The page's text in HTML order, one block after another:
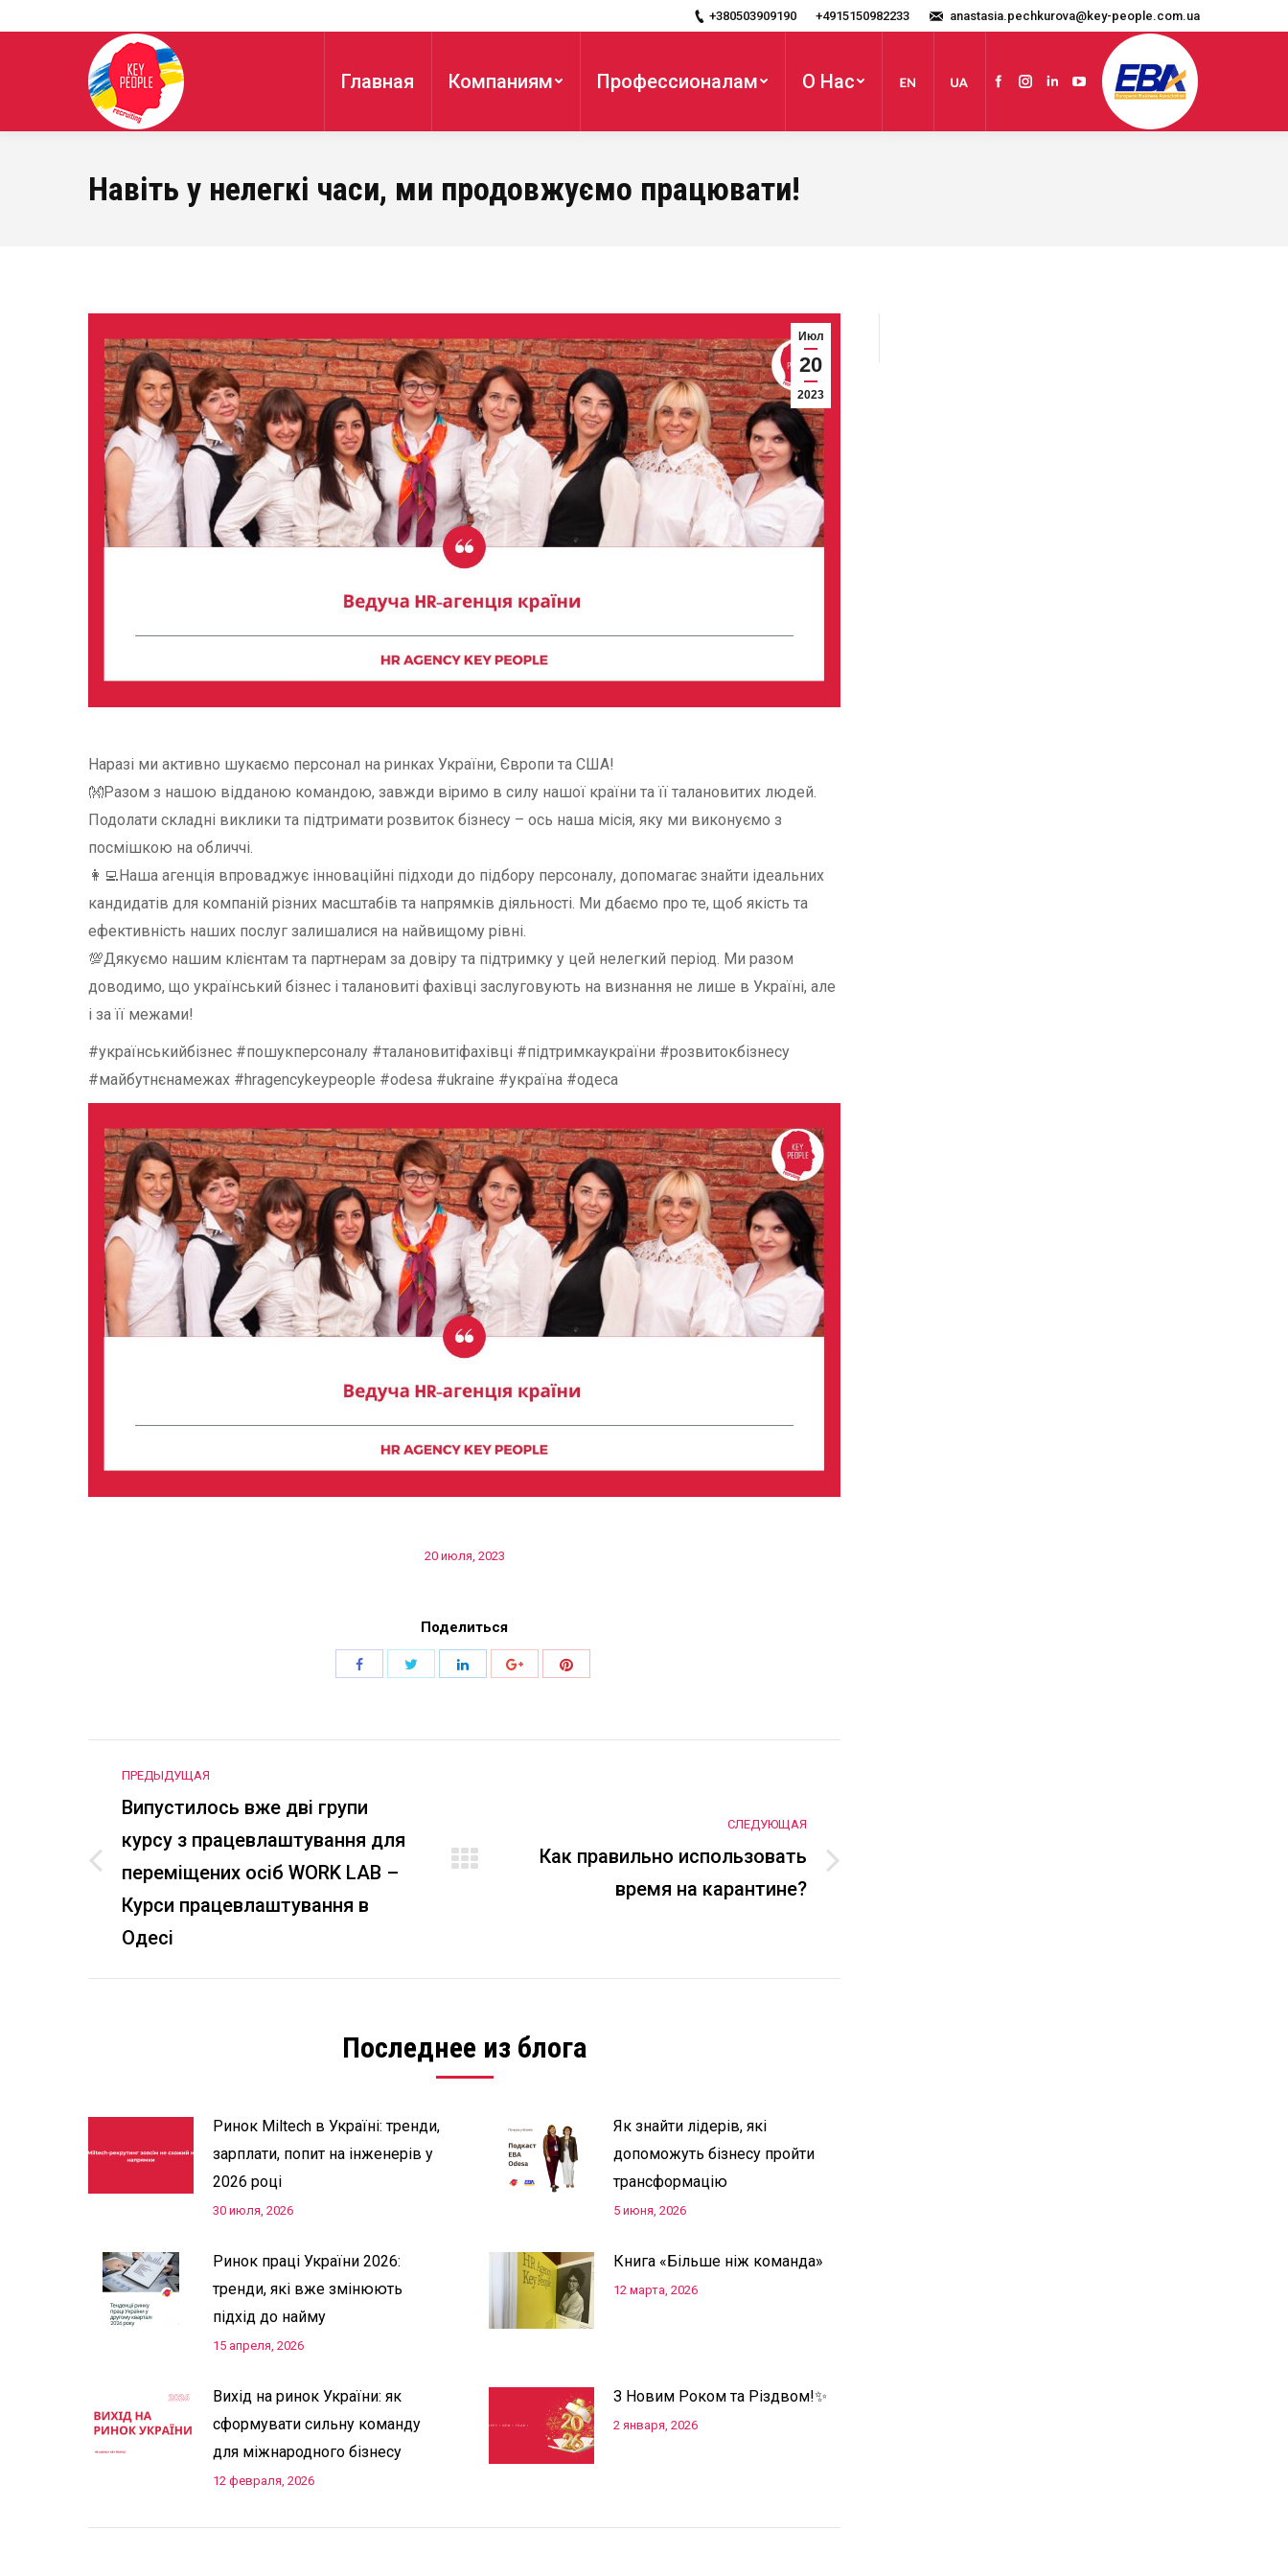
+380503909190 +4915150982233 anastasia.pechkurova@key-people.com.ua
Главная Компаниям Профессионалам О Нас Facebook
Instagram
LinkedinYouTube
Сайт
Навіть у нелегкі часи, ми продовжуємо працювати!
Июл
20
2023
Наразі ми активно шукаємо персонал на ринках України, Європи та США!
👐Разом з нашою відданою командою, завжди віримо в силу нашої країни та її талановитих людей.
Подолати складні виклики та підтримати розвиток бізнесу – ось наша місія, яку ми виконуємо з
посмішкою на обличчі.
👩‍💻Наша агенція впроваджує інноваційні підходи до підбору персоналу, допомагає знайти ідеальних
кандидатів для компаній різних масштабів та напрямків діяльності. Ми дбаємо про те, щоб якість та
ефективність наших послуг залишалися на найвищому рівні.
💯Дякуємо нашим клієнтам та партнерам за довіру та підтримку у цей нелегкий період. Ми разом
доводимо, що український бізнес і талановиті фахівці заслуговують на визнання не лише в Україні, але
і за її межами!
#українськийбізнес #пошукперсоналу #талановитіфахівці #підтримкаукраїни #розвитокбізнесу
#майбутнєнамежах #hragencykeypeople #odesa #ukraine #україна #одеса
20 июля, 2023
Поделиться
ПоделитьсяПоделитьсяПоделитьсяПоделитьсяПоделиться
Навигация
по
записям
ПРЕДЫДУЩАЯ
Предыдущая
запись:
Випустилось вже дві групи
курсу з працевлаштування для
переміщених осіб WORK LAB –
Курси працевлаштування в
Одесі
СЛЕДУЮЩАЯ
Следующая
Как правильно использовать
время на карантине?
Последнее из блога
Ринок Miltech в Україні: тренди,
зарплати, попит на інженерів у
2026 році
30 июля, 2026
Як знайти лідерів, які
допоможуть бізнесу пройти
трансформацію
5 июня, 2026
Ринок праці України 2026:
тренди, які вже змінюють
підхід до найму
15 апреля, 2026
Книга «Більше ніж команда»
12 марта, 2026
Вихід на ринок України: як
сформувати сильну команду
для міжнародного бізнесу
12 февраля, 2026
З Новим Роком та Різдвом!✨
2 января, 2026